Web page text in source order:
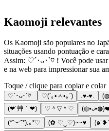
Kaomoji relevantes
Os Kaomoji são populares no
situações usando pontuação e
Assim: ♡´･ᴗ･`♡ ! Você pode
e na web para impressionar sua
Toque / clique para copiar e colar
♡´･ᴗ･`♡ ♡(´｡•ㅅ•｡`) .♥️-♥️.
(❤´艸｀❤)
♡＾▽＾♡
(*˘︶˘*).｡*♡
(✿ ♡‿♡)~~♥️ (๑